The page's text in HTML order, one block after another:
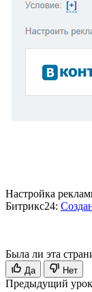
Настройка
Битрикс24:
Была ли эта
Да Нет
Предыдущий урок